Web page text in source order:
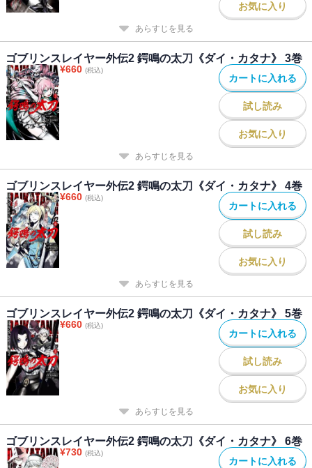
お気に入り
あらすじを見る
ゴブリンスレイヤー外伝2 鍔鳴の太刀《ダイ・カタナ》 3巻
¥660 (税込)
カートに入れる
試し読み
お気に入り
あらすじを見る
ゴブリンスレイヤー外伝2 鍔鳴の太刀《ダイ・カタナ》 4巻
¥660 (税込)
カートに入れる
試し読み
お気に入り
あらすじを見る
ゴブリンスレイヤー外伝2 鍔鳴の太刀《ダイ・カタナ》 5巻
¥660 (税込)
カートに入れる
試し読み
お気に入り
あらすじを見る
ゴブリンスレイヤー外伝2 鍔鳴の太刀《ダイ・カタナ》 6巻
¥730 (税込)
カートに入れる